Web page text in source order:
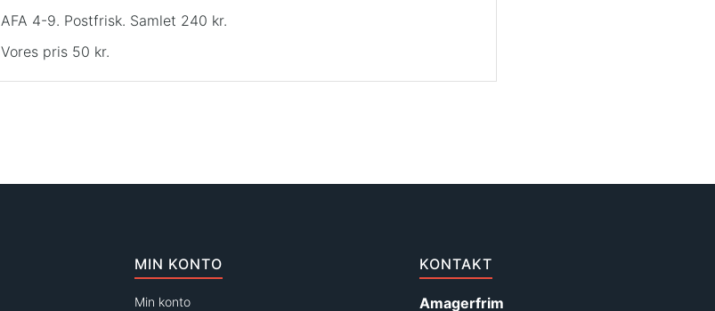
AFA 4-9. Postfrisk. Samlet 240 kr.
Vores pris 50 kr.
MIN KONTO
Min konto
KONTAKT
Amagerfrim